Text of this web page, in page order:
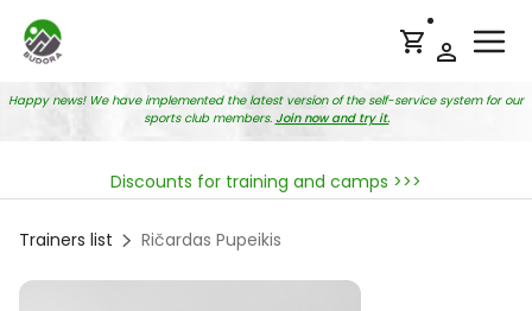
Happy news! We have implemented the latest version of the self-service system for our
sports club members. Join now and try it.
Discounts for training and camps >>>
Trainers list Ričardas Pupeikis